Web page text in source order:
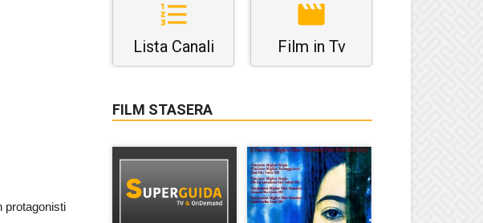
protagonisti
Lista Canali Film in Tv
FILM STASERA